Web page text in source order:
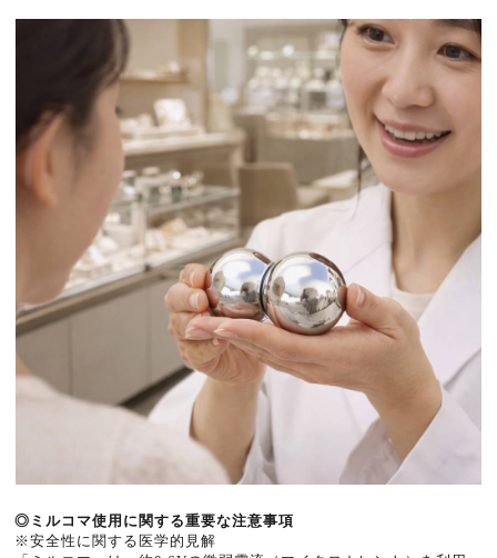
◎ミルコマ使用に関する重要な注意事項
※安全性に関する医学的見解